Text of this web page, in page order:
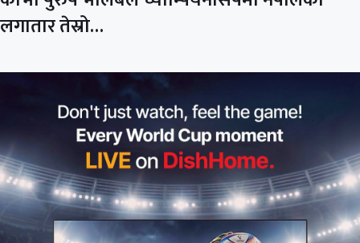
लगातार तेस्रो…